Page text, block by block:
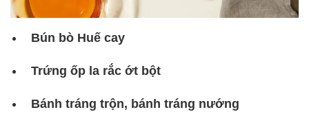
Bún bò Huế cay
Trứng ốp la rắc ớt bột
Bánh tráng trộn, bánh tráng nướng